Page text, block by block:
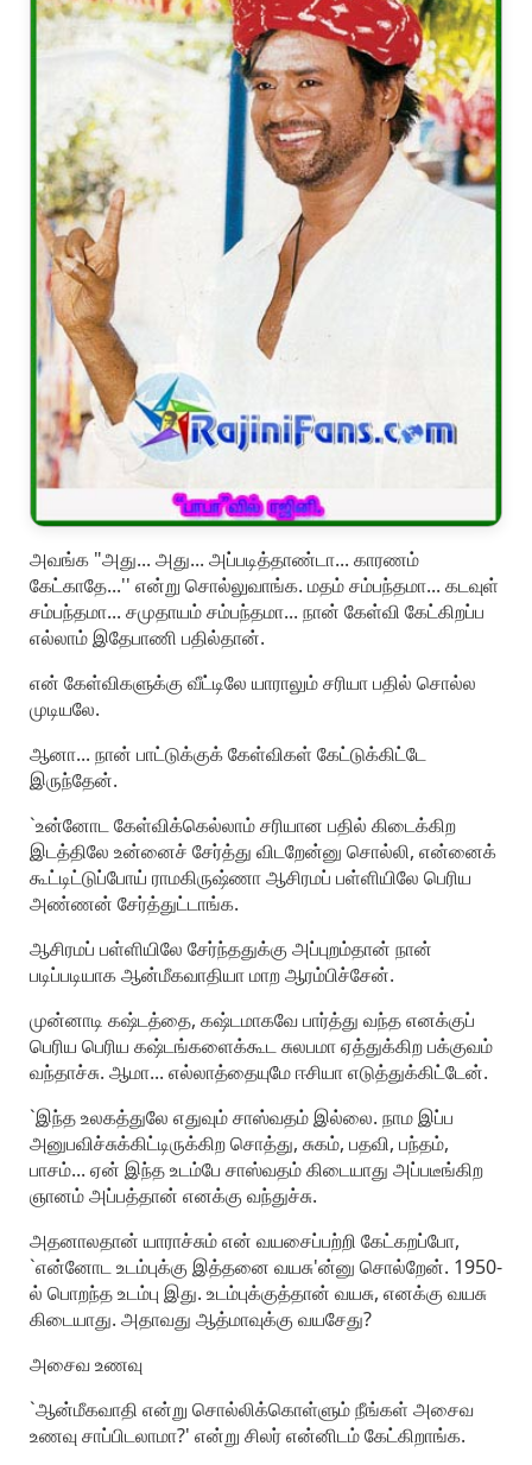
அவங்க "அது... அது... அப்படித்தாண்டா... காரணம்
கேட்காதே...'' என்று சொல்லுவாங்க. மதம் சம்பந்தமா... கடவுள்
சம்பந்தமா... சமுதாயம் சம்பந்தமா... நான் கேள்வி கேட்கிறப்ப
எல்லாம் இதேபாணி பதில்தான்.
என் கேள்விகளுக்கு வீட்டிலே யாராலும் சரியா பதில் சொல்ல
முடியலே.
ஆனா... நான் பாட்டுக்குக் கேள்விகள் கேட்டுக்கிட்டே
இருந்தேன்.
`உன்னோட கேள்விக்கெல்லாம் சரியான பதில் கிடைக்கிற
இடத்திலே உன்னைச் சேர்த்து விடறேன்னு சொல்லி, என்னைக்
கூட்டிட்டுப்போய் ராமகிருஷ்ணா ஆசிரமப் பள்ளியிலே பெரிய
அண்ணன் சேர்த்துட்டாங்க.
ஆசிரமப் பள்ளியிலே சேர்ந்ததுக்கு அப்புறம்தான் நான்
படிப்படியாக ஆன்மீகவாதியா மாற ஆரம்பிச்சேன்.
முன்னாடி கஷ்டத்தை, கஷ்டமாகவே பார்த்து வந்த எனக்குப்
பெரிய பெரிய கஷ்டங்களைக்கூட சுலபமா ஏத்துக்கிற பக்குவம்
வந்தாச்சு. ஆமா... எல்லாத்தையுமே ஈசியா எடுத்துக்கிட்டேன்.
`இந்த உலகத்துலே எதுவும் சாஸ்வதம் இல்லை. நாம இப்ப
அனுபவிச்சுக்கிட்டிருக்கிற சொத்து, சுகம், பதவி, பந்தம்,
பாசம்... ஏன் இந்த உடம்பே சாஸ்வதம் கிடையாது அப்படீங்கிற
ஞானம் அப்பத்தான் எனக்கு வந்துச்சு.
அதனாலதான் யாராச்சும் என் வயசைப்பற்றி கேட்கறப்போ,
`என்னோட உடம்புக்கு இத்தனை வயசு'ன்னு சொல்றேன். 1950-
ல் பொறந்த உடம்பு இது. உடம்புக்குத்தான் வயசு, எனக்கு வயசு
கிடையாது. அதாவது ஆத்மாவுக்கு வயசேது?
அசைவ உணவு
`ஆன்மீகவாதி என்று சொல்லிக்கொள்ளும் நீங்கள் அசைவ
உணவு சாப்பிடலாமா?' என்று சிலர் என்னிடம் கேட்கிறாங்க.